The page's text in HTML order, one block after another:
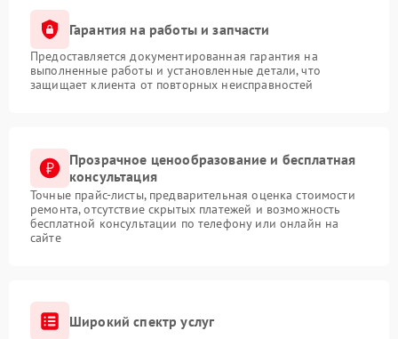
Гарантия на работы и запчасти
Предоставляется документированная гарантия на
выполненные работы и установленные детали, что
защищает клиента от повторных неисправностей
Прозрачное ценообразование и бесплатная
консультация
Точные прайс-листы, предварительная оценка стоимости
ремонта, отсутствие скрытых платежей и возможность
бесплатной консультации по телефону или онлайн на
сайте
Широкий спектр услуг